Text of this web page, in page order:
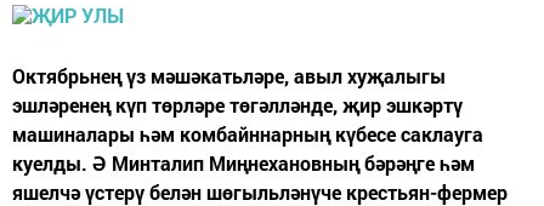
Октябрьнең үз мәшәкатьләре, авыл хуҗалыгы
эшләренең күп төрләре төгәлләнде, җир эшкәртү
машиналары һәм комбайннарның күбесе саклауга
куелды. Ә Минталип Миңнехановның бәрәңге һәм
яшелчә үстерү белән шөгыльләнүче крестьян-фермер